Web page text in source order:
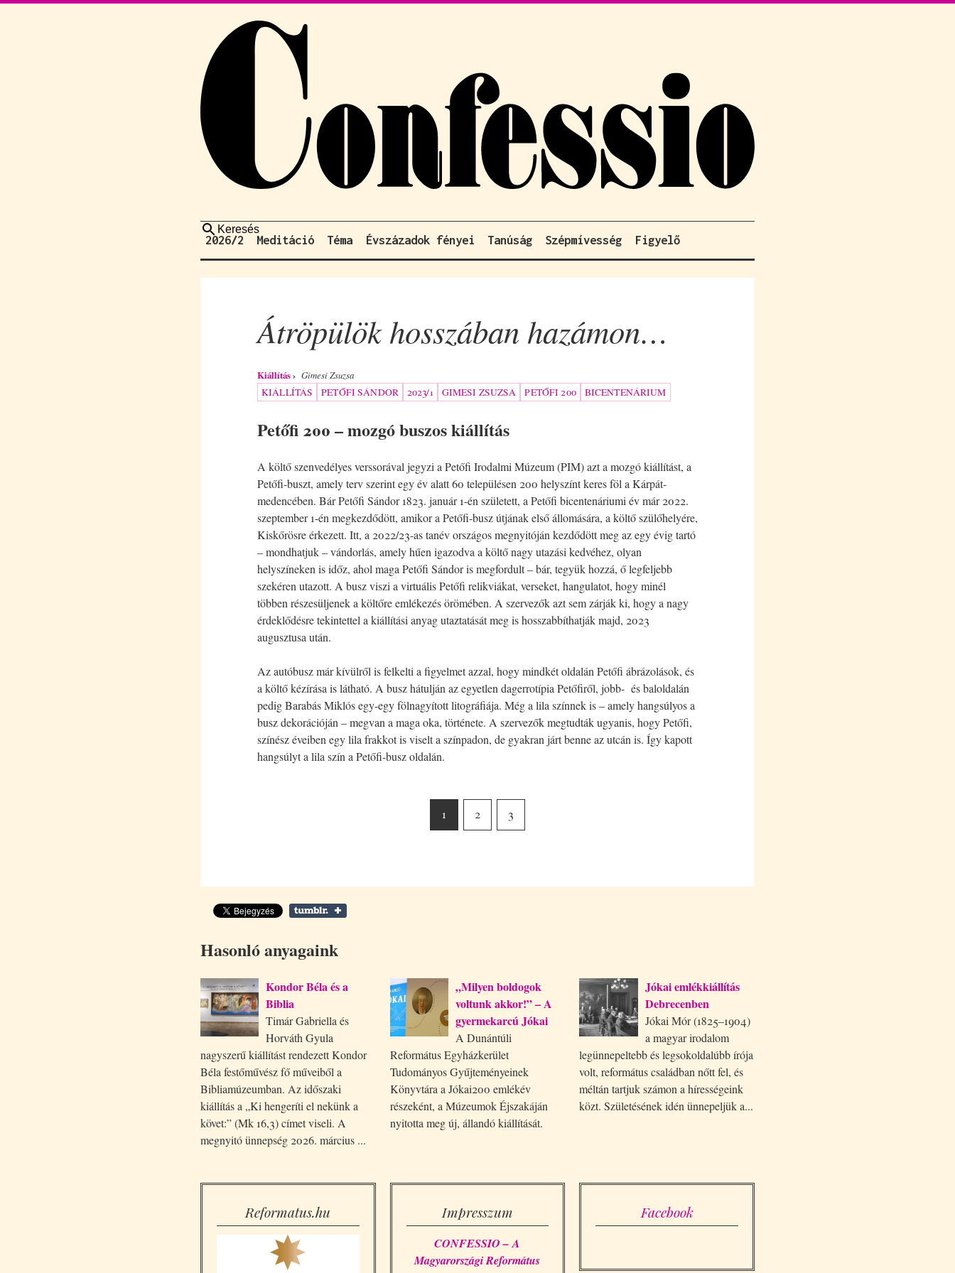
Keresés
2026/2 Meditáció Téma Évszázadok fényei Tanúság Szépmívesség Figyelő
Átröpülök hosszában hazámon…
Kiállítás Gimesi Zsuzsa
KIÁLLÍTÁS PETŐFI SÁNDOR 2023/1 GIMESI ZSUZSA PETŐFI 200 BICENTENÁRIUM
Petőfi 200 – mozgó buszos kiállítás
A költő szenvedélyes verssorával jegyzi a Petőfi Irodalmi Múzeum (PIM) azt a mozgó kiállítást, a
Petőfi-buszt, amely terv szerint egy év alatt 60 településen 200 helyszínt keres föl a Kárpát-
medencében. Bár Petőfi Sándor 1823. január 1-én született, a Petőfi bicentenáriumi év már 2022.
szeptember 1-én megkezdődött, amikor a Petőfi-busz útjának első állomására, a költő szülőhelyére,
Kiskőrösre érkezett. Itt, a 2022/23-as tanév országos megnyitóján kezdődött meg az egy évig tartó
– mondhatjuk – vándorlás, amely hűen igazodva a költő nagy utazási kedvéhez, olyan
helyszíneken is időz, ahol maga Petőfi Sándor is megfordult – bár, tegyük hozzá, ő legfeljebb
szekéren utazott. A busz viszi a virtuális Petőfi relikviákat, verseket, hangulatot, hogy minél
többen részesüljenek a költőre emlékezés örömében. A szervezők azt sem zárják ki, hogy a nagy
érdeklődésre tekintettel a kiállítási anyag utaztatását meg is hosszabbíthatják majd, 2023
augusztusa után.
Az autóbusz már kívülről is felkelti a figyelmet azzal, hogy mindkét oldalán Petőfi ábrázolások, és
a költő kézírása is látható. A busz hátulján az egyetlen dagerrotípia Petőfiről, jobb- és baloldalán
pedig Barabás Miklós egy-egy fölnagyított litográfiája. Még a lila színnek is – amely hangsúlyos a
busz dekorációján – megvan a maga oka, története. A szervezők megtudták ugyanis, hogy Petőfi,
színész éveiben egy lila frakkot is viselt a színpadon, de gyakran járt benne az utcán is. Így kapott
hangsúlyt a lila szín a Petőfi-busz oldalán.
1 2 3
Hasonló anyagaink
Kondor Béla és a
Biblia
Timár Gabriella és
Horváth Gyula
nagyszerű kiállítást rendezett Kondor
Béla festőművész fő műveiből a
Bibliamúzeumban. Az időszaki
kiállítás a „Ki hengeríti el nekünk a
követ:” (Mk 16,3) címet viseli. A
megnyitó ünnepség 2026. március ...
„Milyen boldogok
voltunk akkor!” – A
gyermekarcú Jókai
A Dunántúli
Református Egyházkerület
Tudományos Gyűjteményeinek
Könyvtára a Jókai200 emlékév
részeként, a Múzeumok Éjszakáján
nyitotta meg új, állandó kiállítását.
Jókai emlékkiállítás
Debrecenben
Jókai Mór (1825–1904)
a magyar irodalom
legünnepeltebb és legsokoldalúbb írója
volt, református családban nőtt fel, és
méltán tartjuk számon a hírességeink
közt. Születésének idén ünnepeljük a...
Reformatus.hu Impresszum
CONFESSIO – A
Magyarországi Református
Facebook